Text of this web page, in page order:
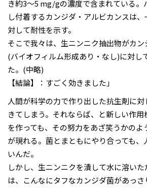
き約3～5 mg/gの濃度で含まれている。
し付着するカンジダ・アルビカンスは
対して耐性を示す。
そこで我々は、生ニンニク抽出物がカ
(バイオフィルム形成あり・なし)に対し
た。(中略)
【結論】：すごく効きました」
人間が科学の力で作り出した抗生剤に
きてしまう。それならば、と新しい作
を作っても、その努力をあざ笑うかの
が現れる。菌とまともにやり合っても、
いんだ。
しかし、生ニンニクを潰して水に溶い
は、こんなにタフなカンジダ菌があっさ